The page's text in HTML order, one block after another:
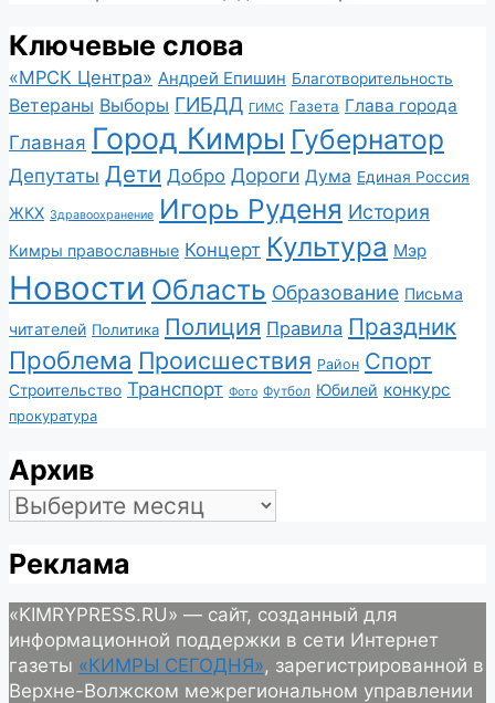
Ключевые слова
«МРСК Центра» Андрей Епишин Благотворительность
Ветераны Выборы ГИБДД ГИМС Газета Глава города
Главная Город Кимры Губернатор
Депутаты Дети Добро Дороги Дума Единая Россия
ЖКХ Здравоохранение Игорь Руденя История
Кимры православные Концерт Культура Мэр
Новости Область Образование Письма
читателей Политика Полиция Правила Праздник
Проблема Происшествия Район Спорт
Строительство Транспорт Фото Футбол Юбилей конкурс
прокуратура
Архив
Архив
Реклама
«KIMRYPRESS.RU» — сайт, созданный для
информационной поддержки в сети Интернет
газеты «КИМРЫ СЕГОДНЯ», зарегистрированной в
Верхне-Волжском межрегиональном управлении